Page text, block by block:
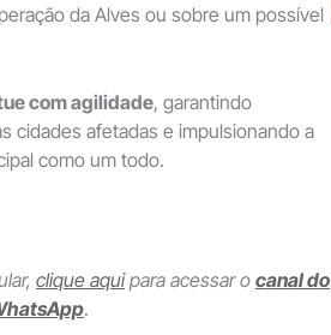
da Alves ou sobre um possível
com agilidade, garantindo
cidades afetadas e impulsionando a
como um todo.
clique aquipara acessar o canal do
.